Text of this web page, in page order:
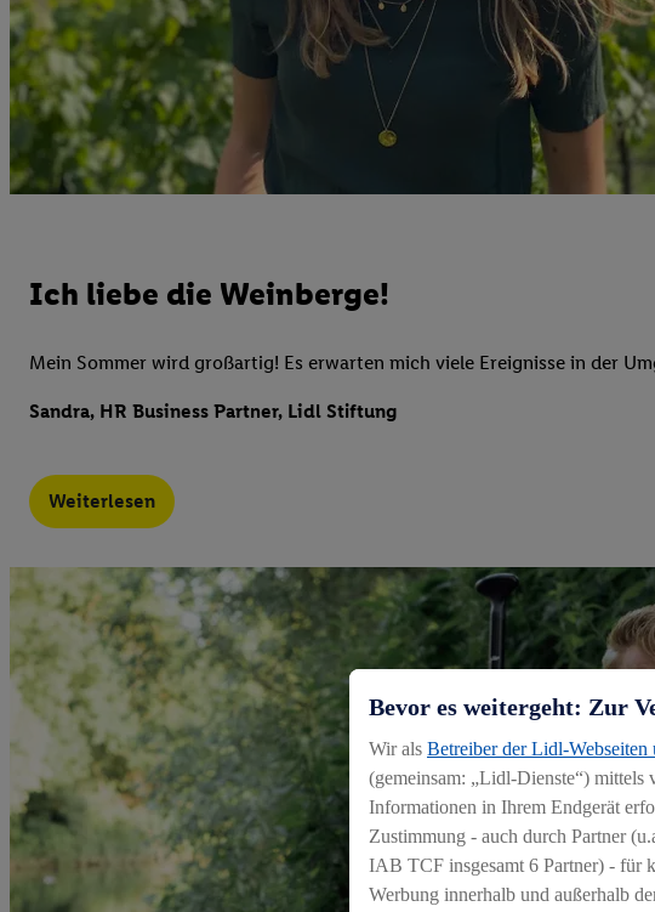
Ich liebe die Weinberge!
Mein Sommer wird großartig! Es erwarten mich viele Ereignisse in der
Sandra, HR Business Partner, Lidl Stiftung
Weiterlesen
Bevor es weitergeht: Zur
Wir als Betreiber der Lidl-
(gemeinsam: „Lidl-Dienste“) mittels
Informationen in Ihrem Endgerät
Zustimmung - auch durch Partner
IAB TCF insgesamt 6 Partner) - für
Werbung innerhalb und außerhalb